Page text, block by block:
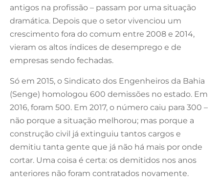
antigos na profissão – passam por uma situação
dramática. Depois que o setor vivenciou um
crescimento fora do comum entre 2008 e 2014,
vieram os altos índices de desemprego e de
empresas sendo fechadas.
Só em 2015, o Sindicato dos Engenheiros da Bahia
(Senge) homologou 600 demissões no estado. Em
2016, foram 500. Em 2017, o número caiu para 300 –
não porque a situação melhorou; mas porque a
construção civil já extinguiu tantos cargos e
demitiu tanta gente que já não há mais por onde
cortar. Uma coisa é certa: os demitidos nos anos
anteriores não foram contratados novamente.